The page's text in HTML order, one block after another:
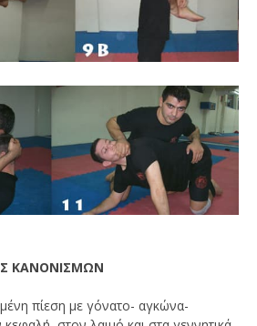
ΚΑΝΟΝΙΣΜΩΝ
πίεση με γόνατο- αγκώνα-